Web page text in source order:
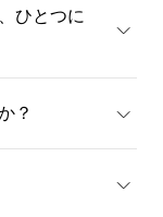
ひとつに
？